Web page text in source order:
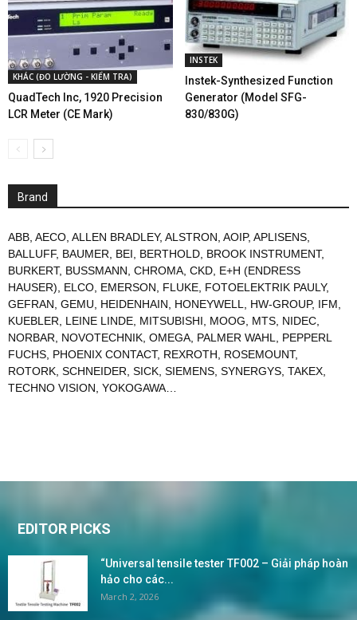
KHÁC (ĐO LƯỜNG - KIỂM TRA)
QuadTech Inc, 1920 Precision
LCR Meter (CE Mark)
INSTEK
Instek-Synthesized Function
Generator (Model SFG-
830/830G)
Brand
ABB, AECO, ALLEN BRADLEY, ALSTRON, AOIP, APLISENS,
BALLUFF, BAUMER, BEI, BERTHOLD, BROOK INSTRUMENT,
BURKERT, BUSSMANN, CHROMA, CKD, E+H (ENDRESS
HAUSER), ELCO, EMERSON, FLUKE, FOTOELEKTRIK PAULY,
GEFRAN, GEMU, HEIDENHAIN, HONEYWELL, HW-GROUP, IFM,
KUEBLER, LEINE LINDE, MITSUBISHI, MOOG, MTS, NIDEC,
NORBAR, NOVOTECHNIK, OMEGA, PALMER WAHL, PEPPERL
FUCHS, PHOENIX CONTACT, REXROTH, ROSEMOUNT,
ROTORK, SCHNEIDER, SICK, SIEMENS, SYNERGYS, TAKEX,
TECHNO VISION, YOKOGAWA…
EDITOR PICKS
“Universal tensile tester TF002 – Giải pháp hoàn
hảo cho các...
March 2, 2026